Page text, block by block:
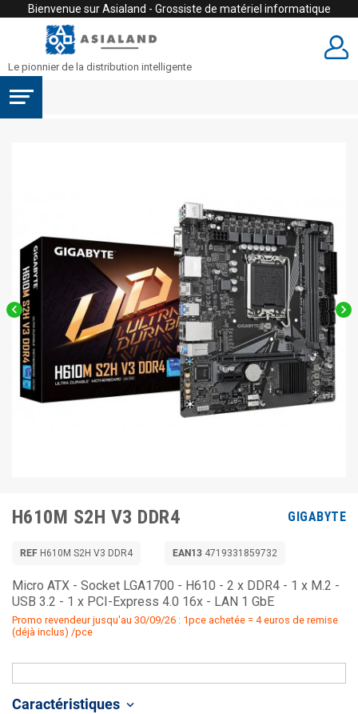
Bienvenue sur Asialand - Grossiste de matériel informatique
Le pionnier de la distribution intelligente
 
H610M S2H V3 DDR4 GIGABYTE
REF H610M S2H V3 DDR4 EAN13 4719331859732
Micro ATX - Socket LGA1700 - H610 - 2 x DDR4 - 1 x M.2 -
USB 3.2 - 1 x PCI-Express 4.0 16x - LAN 1 GbE
Promo revendeur jusqu'au 30/09/26 : 1pce achetée = 4 euros de remise
(déjà inclus) /pce
Caractéristiques keyboard_arrow_down